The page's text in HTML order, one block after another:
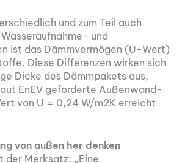
und zum Teil auch
und
ist das Dämmvermögen (U-Wert)
Diese Differenzen wirken sich
Dicke des Dämmpakets aus,
EnEV geforderte Außenwand-
von U = 0,24 W/m2K erreicht
von außen her denken
der Merksatz: „Eine